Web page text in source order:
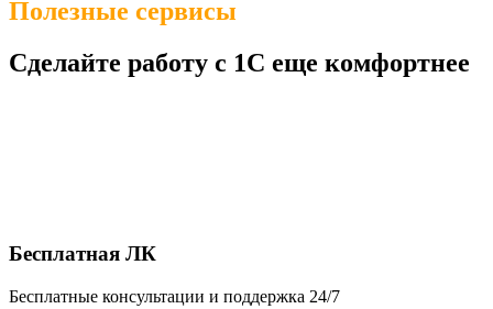
Полезные сервисы
Сделайте работу с 1С еще комфортнее
Бесплатная ЛК
Бесплатные консультации и поддержка 24/7